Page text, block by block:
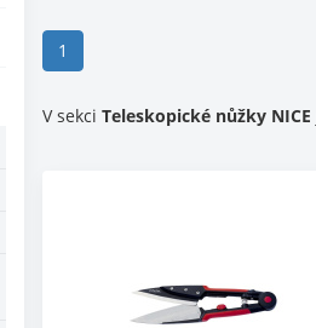
1
V sekci Teleskopické nůžky NICE